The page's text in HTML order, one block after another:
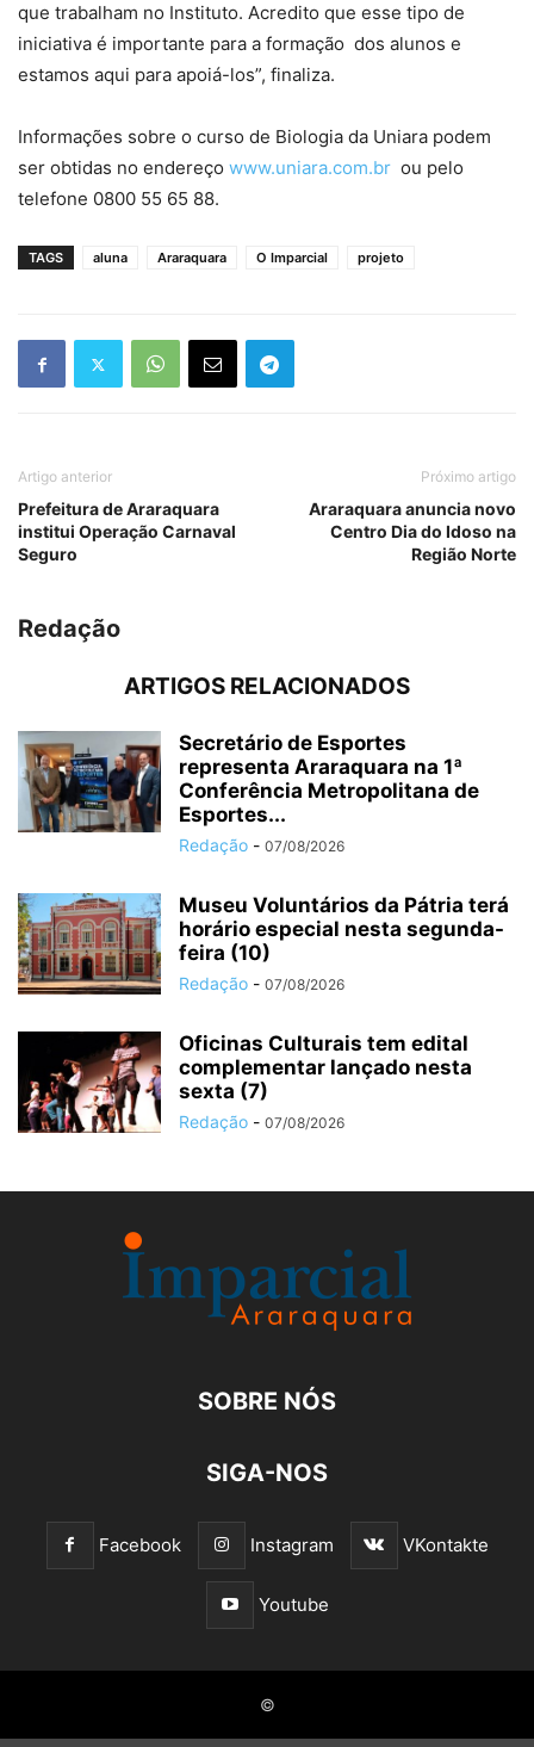
que trabalham no Instituto. Acredito que esse tipo de
iniciativa é importante para a formação dos alunos e
estamos aqui para apoiá-los”, finaliza.
Informações sobre o curso de Biologia da Uniara podem
ser obtidas no endereço www.uniara.com.br ou pelo
telefone 0800 55 65 88.
TAGS aluna Araraquara O Imparcial projeto
Artigo anterior
Prefeitura de Araraquara
institui Operação Carnaval
Seguro
Próximo artigo
Araraquara anuncia novo
Centro Dia do Idoso na
Região Norte
Redação
ARTIGOS RELACIONADOS
Secretário de Esportes
representa Araraquara na 1ª
Conferência Metropolitana de
Esportes...
Redação - 07/08/2026
Museu Voluntários da Pátria terá
horário especial nesta segunda-
feira (10)
Redação - 07/08/2026
Oficinas Culturais tem edital
complementar lançado nesta
sexta (7)
Redação - 07/08/2026
SOBRE NÓS
SIGA-NOS
Facebook Instagram VKontakte
Youtube
©